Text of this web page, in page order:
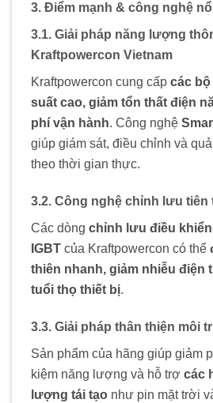
3. Điểm mạnh & công nghệ
3.1. Giải pháp năng lượng
Kraftpowercon Vietnam
Kraftpowercon cung cấp các
suất cao, giảm tổn thất điện
phí vận hành. Công nghệ
giúp giám sát, điều chỉnh và
theo thời gian thực.
3.2. Công nghệ chỉnh lưu tiên
Các dòng chỉnh lưu điều
IGBT của Kraftpowercon có thể
thiên nhanh, giảm nhiễu điện
tuổi thọ thiết bị.
3.3. Giải pháp thân thiện môi
Sản phẩm của hãng giúp giảm
kiệm năng lượng và hỗ trợ các
lượng tái tạo như pin mặt trời